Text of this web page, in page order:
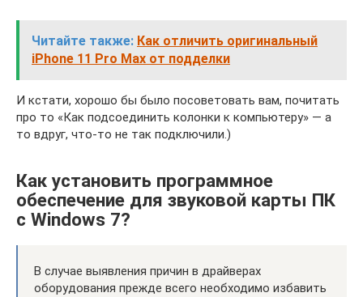
Читайте также: Как отличить оригинальный
iPhone 11 Pro Max от подделки
И кстати, хорошо бы было посоветовать вам, почитать
про то «Как подсоединить колонки к компьютеру» — а
то вдруг, что-то не так подключили.)
Как установить программное
обеспечение для звуковой карты ПК
с Windows 7?
В случае выявления причин в драйверах
оборудования прежде всего необходимо избавить